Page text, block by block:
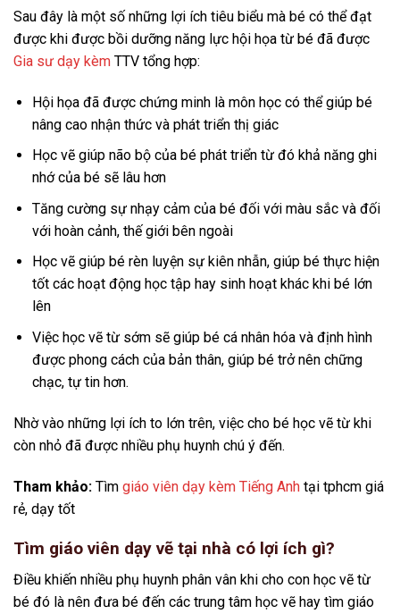
Sau đây là một số những lợi ích tiêu biểu mà bé có thể đạt
được khi được bồi dưỡng năng lực hội họa từ bé đã được
Gia sư dạy kèm TTV tổng hợp:
Hội họa đã được chứng minh là môn học có thể giúp bé
nâng cao nhận thức và phát triển thị giác
Học vẽ giúp não bộ của bé phát triển từ đó khả năng ghi
nhớ của bé sẽ lâu hơn
Tăng cường sự nhạy cảm của bé đối với màu sắc và đối
với hoàn cảnh, thế giới bên ngoài
Học vẽ giúp bé rèn luyện sự kiên nhẫn, giúp bé thực hiện
tốt các hoạt động học tập hay sinh hoạt khác khi bé lớn
lên
Việc học vẽ từ sớm sẽ giúp bé cá nhân hóa và định hình
được phong cách của bản thân, giúp bé trở nên chững
chạc, tự tin hơn.
Nhờ vào những lợi ích to lớn trên, việc cho bé học vẽ từ khi
còn nhỏ đã được nhiều phụ huynh chú ý đến.
Tham khảo: Tìm giáo viên dạy kèm Tiếng Anh tại tphcm giá
rẻ, dạy tốt
Tìm giáo viên dạy vẽ tại nhà có lợi ích gì?
Điều khiến nhiều phụ huynh phân vân khi cho con học vẽ từ
bé đó là nên đưa bé đến các trung tâm học vẽ hay tìm giáo